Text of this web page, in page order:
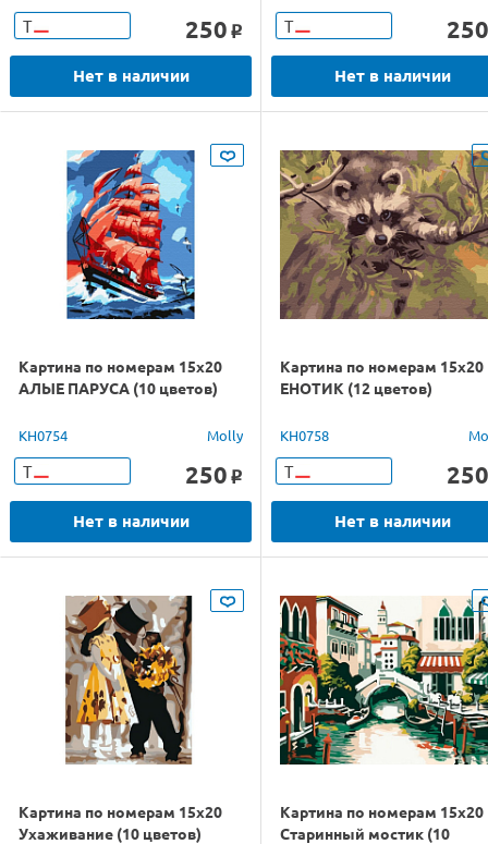
Т 250 o
Нет в наличии
Т 250
Нет в наличии
Картина по номерам 15х20
АЛЫЕ ПАРУСА (10 цветов)
KH0754 Molly
Т 250 o
Нет в наличии
Картина по номерам 15х20
ЕНОТИК (12 цветов)
KH0758
Т 250
Нет в наличии
Картина по номерам 15х20
Ухаживание (10 цветов)
Картина по номерам 15х20
Старинный мостик (10